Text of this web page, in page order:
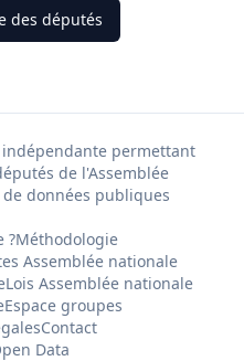
des députés
permettant
de l'Assemblée
données publiques
?Méthodologie
Assemblée nationale
Lois Assemblée nationale
Espace groupes
Contact
Data